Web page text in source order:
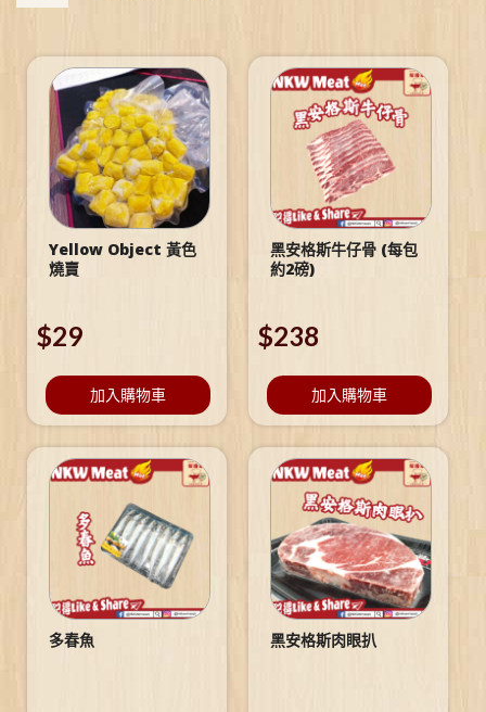
Yellow Object 黃色
燒賣
$29
加入購物車
黑安格斯牛仔骨 (每包
約2磅)
$238
加入購物車
多春魚 黑安格斯肉眼扒